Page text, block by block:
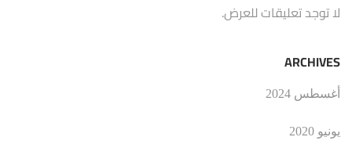
لا توجد تعليقات للعرض.
ARCHIVES
أغسطس 2024
يونيو 2020